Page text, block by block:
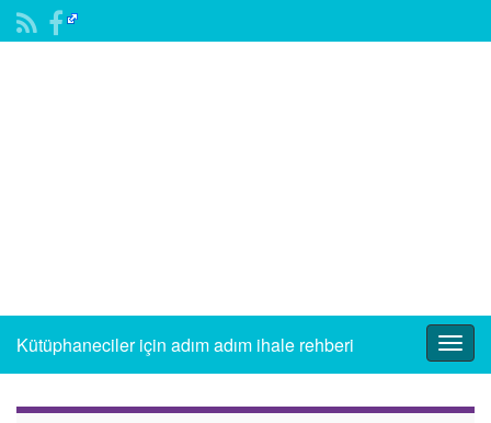
Kütüphaneciler için adım adım ihale rehberi